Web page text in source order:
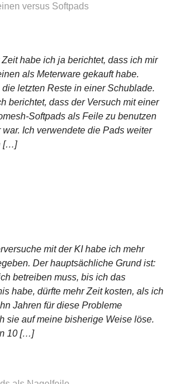
versus Softpads
habe ich ja berichtet, dass ich mir
als Meterware gekauft habe.
letzten Reste in einer Schublade.
berichtet, dass der Versuch mit einer
Softpads als Feile zu benutzen
Ich verwendete die Pads weiter
[…]
mit der KI habe ich mehr
Der hauptsächliche Grund ist:
betreiben muss, bis ich das
habe, dürfte mehr Zeit kosten, als ich
Jahren für diese Probleme
sie auf meine bisherige Weise löse.
10 […]